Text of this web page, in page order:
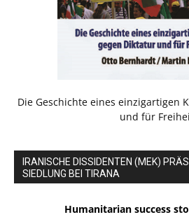
Die Geschichte eines einzigartigen
und für
IRANISCHE DISSIDENTEN (MEK)
SIEDLUNG BEI TIRANA
Humanitarian success